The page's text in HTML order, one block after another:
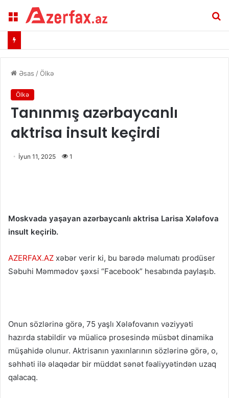
Menu
Əsas /Ölkə
Ölkə
Tanınmış azərbaycanlı
aktrisa insult keçirdi
İyun 11, 2025 1
Moskvada yaşayan azərbaycanlı aktrisa Larisa Xələfova
insult keçirib.
AZERFAX.AZ xəbər verir ki, bu barədə məlumatı prodüser
Səbuhi Məmmədov şəxsi “Facebook” hesabında paylaşıb.
Onun sözlərinə görə, 75 yaşlı Xələfovanın vəziyyəti
hazırda stabildir və müalicə prosesində müsbət dinamika
müşahidə olunur. Aktrisanın yaxınlarının sözlərinə görə, o,
səhhəti ilə əlaqədar bir müddət sənət fəaliyyətindən uzaq
qalacaq.